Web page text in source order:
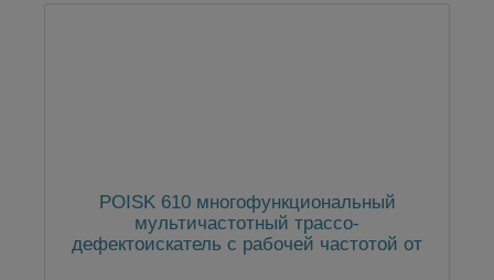
POISK 610 многофункциональный
мультичастотный трассо-
дефектоискатель с рабочей частотой от